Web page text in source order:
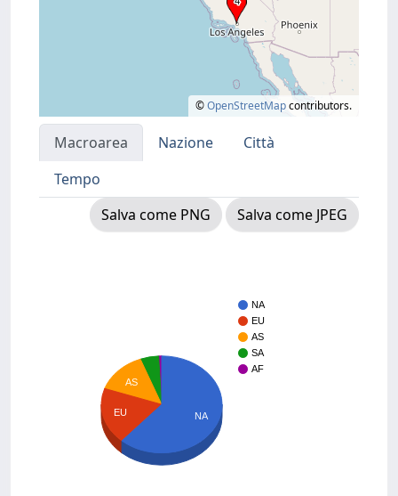
©OpenStreetMapcontributors.
Macroarea Nazione
Città
Tempo
Salva come PNG
Salva come JPEG
NA
EU
AS
SA
AF
AS
EU NA